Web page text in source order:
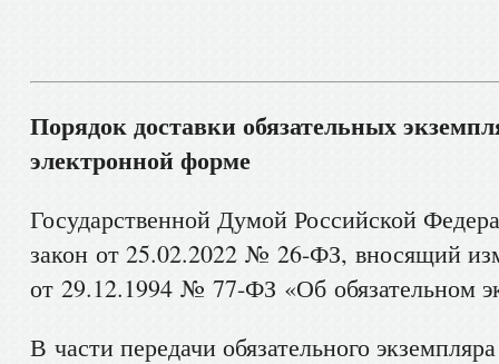
Порядок доставки обязательных
электронной форме
Государственной Думой Российской
закон от 25.02.2022 № 26-ФЗ, вносящий
от 29.12.1994 № 77-ФЗ «Об обязательном
В части передачи обязательного